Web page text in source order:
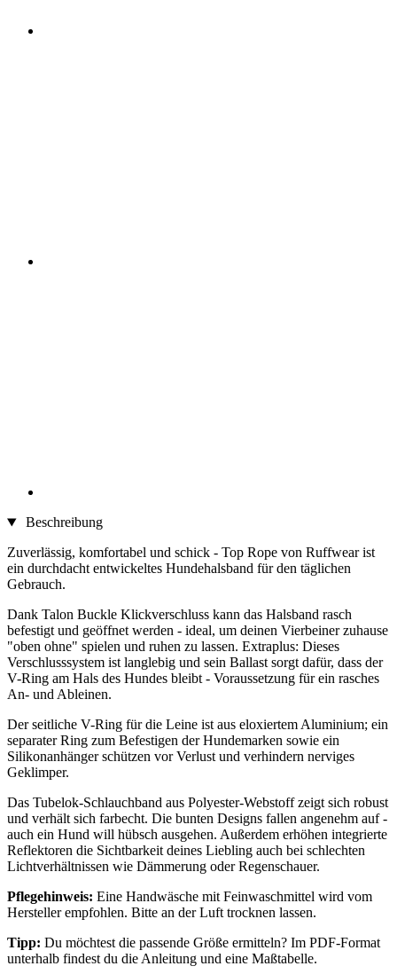
Beschreibung
Zuverlässig, komfortabel und schick - Top Rope von Ruffwear ist
ein durchdacht entwickeltes Hundehalsband für den täglichen
Gebrauch.
Dank Talon Buckle Klickverschluss kann das Halsband rasch
befestigt und geöffnet werden - ideal, um deinen Vierbeiner zuhause
"oben ohne" spielen und ruhen zu lassen. Extraplus: Dieses
Verschlusssystem ist langlebig und sein Ballast sorgt dafür, dass der
V-Ring am Hals des Hundes bleibt - Voraussetzung für ein rasches
An- und Ableinen.
Der seitliche V-Ring für die Leine ist aus eloxiertem Aluminium; ein
separater Ring zum Befestigen der Hundemarken sowie ein
Silikonanhänger schützen vor Verlust und verhindern nerviges
Geklimper.
Das Tubelok-Schlauchband aus Polyester-Webstoff zeigt sich robust
und verhält sich farbecht. Die bunten Designs fallen angenehm auf -
auch ein Hund will hübsch ausgehen. Außerdem erhöhen integrierte
Reflektoren die Sichtbarkeit deines Liebling auch bei schlechten
Lichtverhältnissen wie Dämmerung oder Regenschauer.
Pflegehinweis: Eine Handwäsche mit Feinwaschmittel wird vom
Hersteller empfohlen. Bitte an der Luft trocknen lassen.
Tipp: Du möchtest die passende Größe ermitteln? Im PDF-Format
unterhalb findest du die Anleitung und eine Maßtabelle.